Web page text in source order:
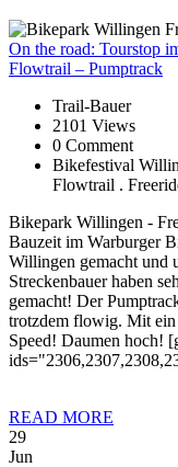
On the road: Tourstop
Flowtrail – Pumptrack
Trail-Bauer
2101 Views
0 Comment
Bikefestival
Flowtrail .
Bikepark Willingen -
Bauzeit im Warburger
Willingen gemacht und
Streckenbauer haben
gemacht! Der
trotzdem flowig. Mit ein
Speed! Daumen hoch!
READ MORE
29
Jun